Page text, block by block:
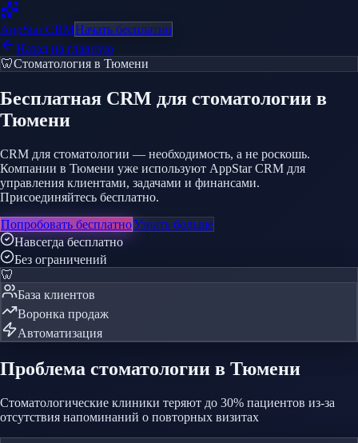
AppStarCRMНачать бесплатно
Назад на главную
🦷Стоматология в Тюмени
Бесплатная CRM для стоматологии в
Тюмени
CRM для стоматологии — необходимость, а не роскошь.
Компании в Тюмени уже используют AppStar CRM для
управления клиентами, задачами и финансами.
Присоединяйтесь бесплатно.
Попробовать бесплатноУзнать больше
Навсегда бесплатно
Без ограничений
🦷
База клиентов
Воронка продаж
Автоматизация
Проблема стоматологии в Тюмени
Стоматологические клиники теряют до 30% пациентов из-за
отсутствия напоминаний о повторных визитах